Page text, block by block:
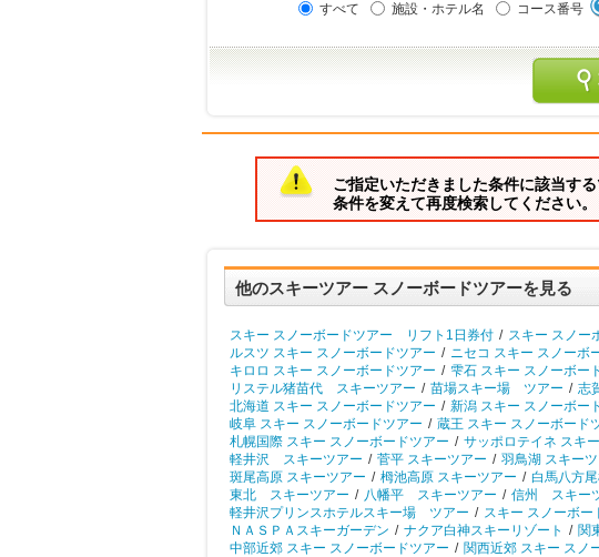
すべて 施設・ホテル名 コース番号
ご指定いただきました条件に該当す
条件を変えて再度検索してください。
他のスキーツアー スノーボードツアーを見る
スキー スノーボードツアー リフト1日券付 / スキー スノー
ルスツ スキー スノーボードツアー / ニセコ スキー スノーボ
キロロ スキー スノーボードツアー / 雫石 スキー スノーボー
リステル猪苗代 スキーツアー / 苗場スキー場 ツアー / 志
北海道 スキー スノーボードツアー / 新潟 スキー スノーボー
岐阜 スキー スノーボードツアー / 蔵王 スキー スノーボード
札幌国際 スキー スノーボードツアー / サッポロテイネ スキ
軽井沢 スキーツアー / 菅平 スキーツアー / 羽鳥湖 スキー
斑尾高原 スキーツアー / 栂池高原 スキーツアー / 白馬八方
東北 スキーツアー / 八幡平 スキーツアー / 信州 スキー
軽井沢プリンスホテルスキー場 ツアー / スキー スノーボ
ＮＡＳＰＡスキーガーデン / ナクア白神スキーリゾート / 関
中部近郊 スキー スノーボードツアー / 関西近郊 スキー スノ